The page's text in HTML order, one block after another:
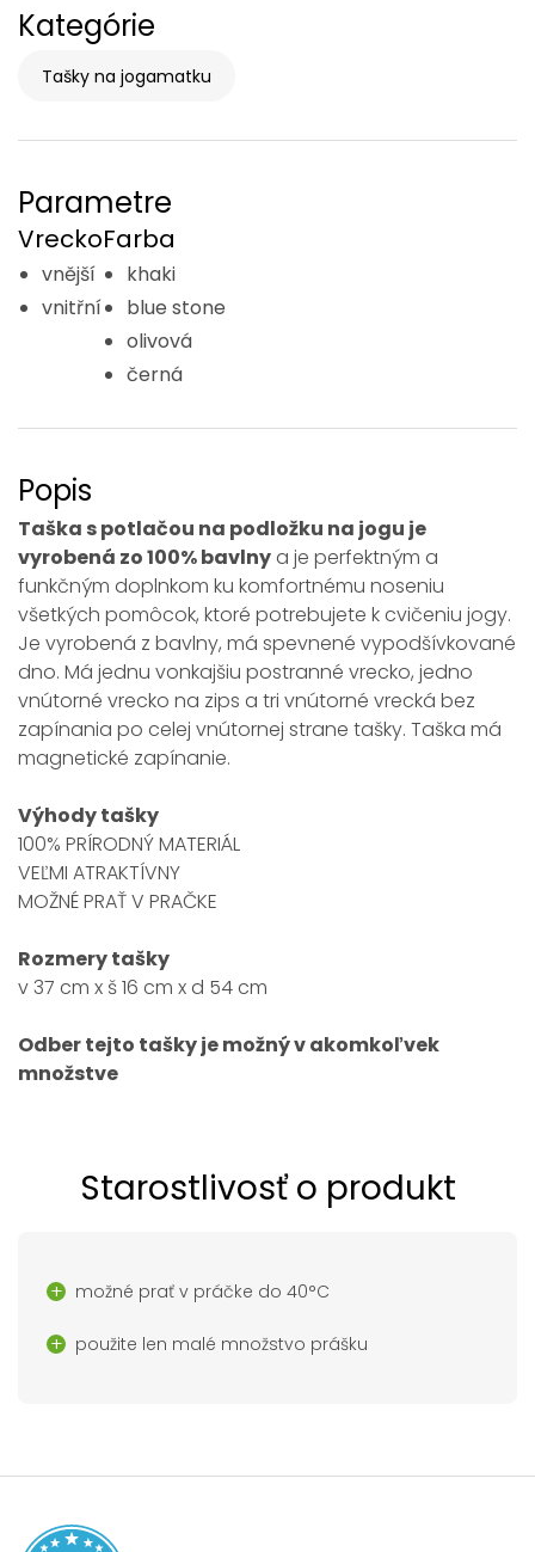
Kategórie
Tašky na jogamatku
Parametre
Vrecko
vnější
vnitřní
Farba
khaki
blue stone
olivová
černá
Popis
Taška s potlačou na podložku na jogu je
vyrobená zo 100% bavlny a je perfektným a
funkčným doplnkom ku komfortnému noseniu
všetkých pomôcok, ktoré potrebujete k cvičeniu jogy.
Je vyrobená z bavlny, má spevnené vypodšívkované
dno. Má jednu vonkajšiu postranné vrecko, jedno
vnútorné vrecko na zips a tri vnútorné vrecká bez
zapínania po celej vnútornej strane tašky. Taška má
magnetické zapínanie.
Výhody tašky
100% PRÍRODNÝ MATERIÁL
VEĽMI ATRAKTÍVNY
MOŽNÉ PRAŤ V PRAČKE
Rozmery tašky
v 37 cm x š 16 cm x d 54 cm
Odber tejto tašky je možný v akomkoľvek
množstve
Starostlivosť o produkt
možné prať v práčke do 40°C
použite len malé množstvo prášku